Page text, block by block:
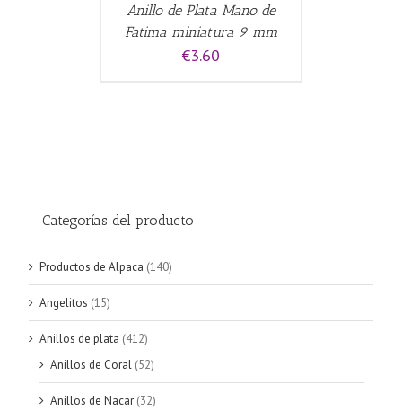
Anillo de Plata Mano de
Fatima miniatura 9 mm
€3.60
Categorías del producto
Productos de Alpaca (140)
Angelitos (15)
Anillos de plata (412)
Anillos de Coral (52)
Anillos de Nacar (32)